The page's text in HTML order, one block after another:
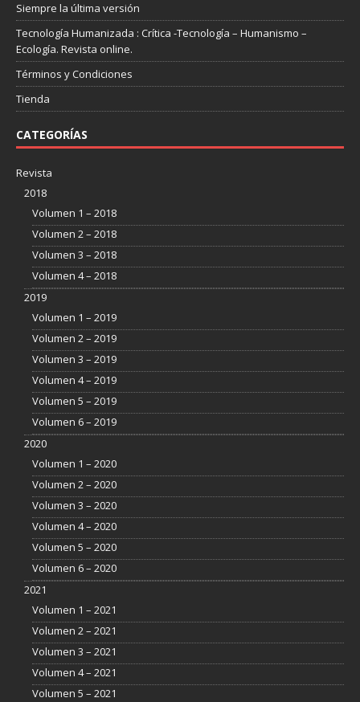
Siempre la última versión
Tecnología Humanizada : Crítica -Tecnología – Humanismo –
Ecología. Revista online.
Términos y Condiciones
Tienda
CATEGORÍAS
Revista
2018
Volumen 1 – 2018
Volumen 2 – 2018
Volumen 3 – 2018
Volumen 4 – 2018
2019
Volumen 1 – 2019
Volumen 2 – 2019
Volumen 3 – 2019
Volumen 4 – 2019
Volumen 5 – 2019
Volumen 6 – 2019
2020
Volumen 1 – 2020
Volumen 2 – 2020
Volumen 3 – 2020
Volumen 4 – 2020
Volumen 5 – 2020
Volumen 6 – 2020
2021
Volumen 1 – 2021
Volumen 2 – 2021
Volumen 3 – 2021
Volumen 4 – 2021
Volumen 5 – 2021